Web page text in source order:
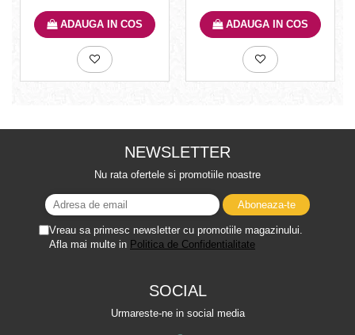
ADAUGA IN COS ADAUGA IN COS
NEWSLETTER
Nu rata ofertele si promotiile noastre
Vreau sa primesc newsletter cu promotiile magazinului.
Afla mai multe in Politica de Confidentialitate
SOCIAL
Urmareste-ne in social media